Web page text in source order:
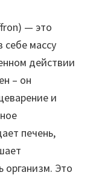
— это
себе массу
действии
– он
и
печень,
организм. Это